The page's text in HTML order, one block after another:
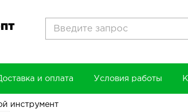
и оплата Условия работы
инструмент